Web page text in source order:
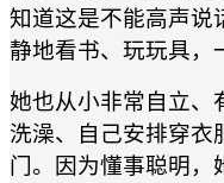
知道这是不能高声说
静地看书、玩玩具，
她也从小非常自立、
洗澡、自己安排穿衣
门。因为懂事聪明，